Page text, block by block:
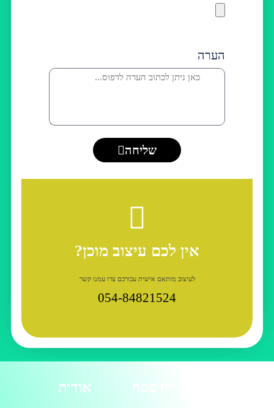
הערה
שליחה
אין לכם עיצוב מוכן?
לעיצוב מותאם אישית עבורכם צרו עמנו קשר
054-84821524
הדפסה אודות